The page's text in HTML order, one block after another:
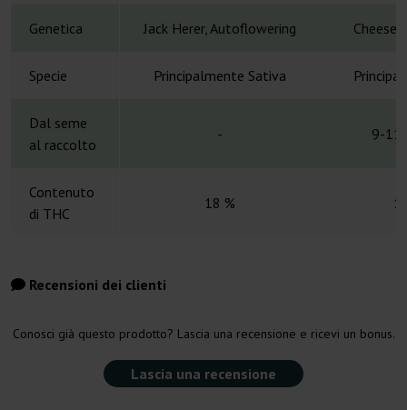
Genetica Jack Herer, Autoflowering Cheese
Specie Principalmente Sativa
Dal seme
al raccolto
- 9-11
Contenuto
di THC
18 %
Recensioni dei clienti
Conosci già questo prodotto? Lascia una recensione e ricevi un bonus.
Lascia una recensione